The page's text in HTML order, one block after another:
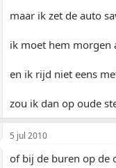
maar ik zet de auto
ik moet hem morgen
en ik rijd niet eens
zou ik dan op oude
5 jul 2010
of bij de buren op de